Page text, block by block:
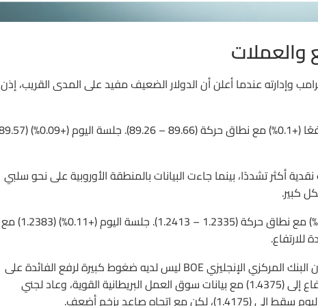
والعملات
وإدارته عندما أعلن أن الدولار الضعيف مفيد على المدى القريب، إذن
أكثر تشددًا، بينما جاءت البيانات بالمنطقة الأوروبية على نحو سلبي
كبير.
EURUSD أغلق جلسة الثلاثاء عند (1.2370) منخفضًا (-0.08%) مع نطاق حركة (1.2335 – 1.2413). جلسة اليوم (+0.11%) (1.2383) مع
تباطأت مؤشرات التضخم البريطانية إلى الأدنى في عام، مما يعني أن البنك المركزي الإنجليزي BOE ليس لديه ضغوط كبيرة لرفع الفائدة على
الباوند في مايو القادم. ‎أمس الثلاثاء اكتفى الباوند GBPUSD بالارتفاع إلى (1.4375) مع بيانات سوق العمل البريطانية القوية، وعاد لجني
صاعد بزخم أضعف.